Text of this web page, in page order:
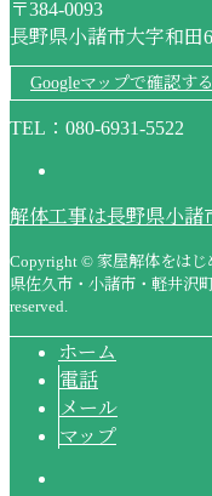
〒384-0093
長野県小諸市大字和田
Googleマップで確認する
TEL：080-6931-5522
解体工事は長野県小諸
Copyright © 家屋解体をは
県佐久市・小諸市・軽井沢
reserved.
ホーム
電話
メール
マップ